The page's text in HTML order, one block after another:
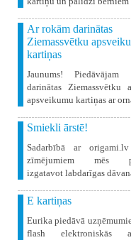
Ar rokām darinātas
Ziemassvētku
kartiņas
Jaunums!
darinātas Ziemassvētku
apsveikumu kartiņas ar
Smiekli ārstē!
Sadarbībā ar
zīmējumiem mēs
izgatavot labdarīgas
E kartiņas
Eurika piedāvā
flash elektroniskās